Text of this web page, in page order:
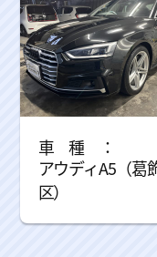
アウディA5（葛
区）